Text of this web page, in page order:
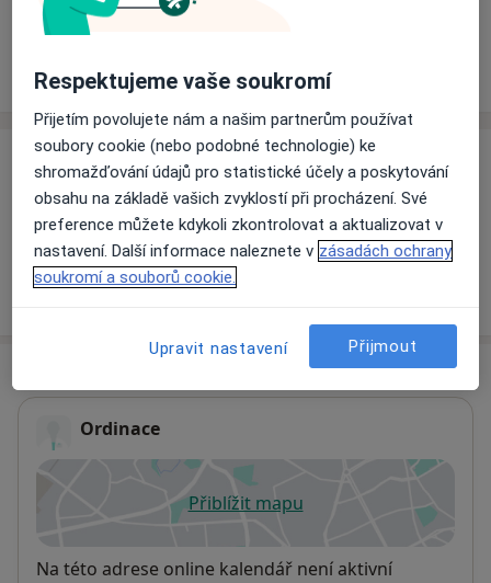
Ceník Adresy Názory pacientů
Ceník
Informace o službách a cenách nejsou k dispozici
Tento specialista ještě nepřidával žádné informace o
svých službách.
Ordinace
Přiblížit mapuse otevře v nové záložce
Dostupnost
Na této adrese online kalendář není aktivní
Respektujeme vaše soukromí
Přijetím povolujete nám a našim partnerům používat
soubory cookie (nebo podobné technologie) ke
shromažďování údajů pro statistické účely a poskytování
obsahu na základě vašich zvyklostí při procházení. Své
preference můžete kdykoli zkontrolovat a aktualizovat v
nastavení. Další informace naleznete v zásadách ochrany
soukromí a souborů cookie.
Upravit nastavení Přijmout